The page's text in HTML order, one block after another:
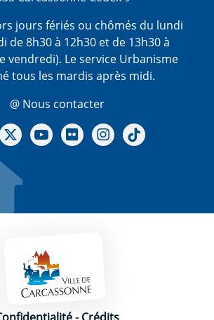
jours fériés ou chômés du lundi
de 8h30 à 12h30 et de 13h30 à
vendredi). Le service Urbanisme
tous les mardis après midi.
@ Nous contacter
Notre Facebook
Notre X - (twitter)
Notre chaine Youtube
Notre Gallerie sur Flickr
Notre Instagram
Mentions légales
-Crédits